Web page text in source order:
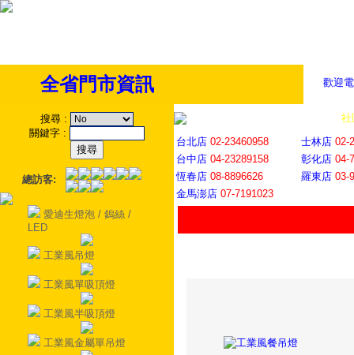
歡迎
全省門市資訊
搜尋 :
關鍵字 :
總訪客:
愛迪生燈泡 / 鎢絲 /
LED
工業風吊燈
工業風單吸頂燈
工業風半吸頂燈
工業風金屬單吊燈
社
台北店 02-23460958 士林店 02-
台中店 04-23289158 彰化店 04-
恆春店 08-8896626 羅東店 03-
金馬澎店 07-7191023